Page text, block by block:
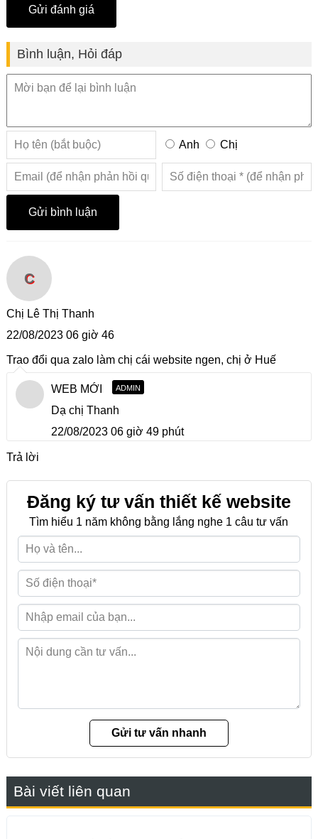
Bình luận, Hỏi đáp
Anh Chị
C
Chị Lê Thị Thanh
22/08/2023 06 giờ 46
Trao đổi qua zalo làm chị cái website ngen, chị ở Huế
WEB MỚI ADMIN
Dạ chị Thanh
22/08/2023 06 giờ 49 phút
Trả lời
Đăng ký tư vấn thiết kế website
Tìm hiểu 1 năm không bằng lắng nghe 1 câu tư vấn
Bài viết liên quan